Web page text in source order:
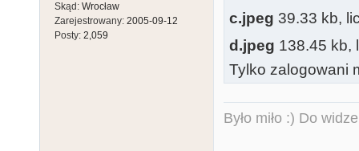
Skąd: Wrocław
Zarejestrowany: 2005-09-12
Posty: 2,059
c.jpeg 39.33 kb,
d.jpeg 138.45 kb,
Tylko zalogowani
Było miło :) Do